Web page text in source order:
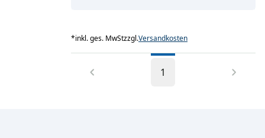
*inkl. ges. MwStzzgl.Versandkosten
1